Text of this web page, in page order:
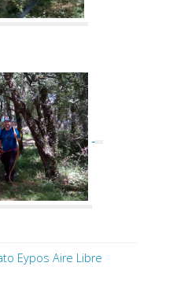
Eypos Aire Libre